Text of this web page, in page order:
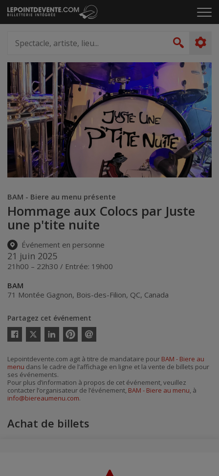
Passer
au
le
artiste,
lieu...
BAM - Biere au menu présente
Hommage aux Colocs par Juste
une p'tite nuite
Événement en personne
21 juin 2025
21h00 – 22h30 / Entrée: 19h00
BAM
71 Montée Gagnon, Bois-des-Filion, QC, Canada
Partagez cet événement
Twitter
courriel
Lepointdevente.com agit à titre de mandataire pour BAM - Biere au
menu dans le cadre de l’affichage en ligne et la vente de billets pour
ses événements.
Pour plus d’information à propos de cet événement, veuillez
contacter l’organisateur de l’événement, BAM - Biere au menu, à
info@biereaumenu.com.
Achat de billets